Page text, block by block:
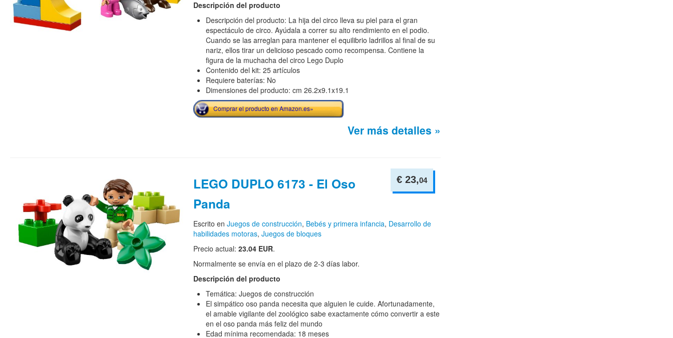
Descripción del producto
Descripción del producto: La hija del circo lleva su piel para el gran
espectáculo de circo. Ayúdala a correr su alto rendimiento en el podio.
Cuando se las arreglan para mantener el equilibrio ladrillos al final de su
nariz, ellos tirar un delicioso pescado como recompensa. Contiene la
figura de la muchacha del circo Lego Duplo
Contenido del kit: 25 artículos
Requiere baterías: No
Dimensiones del producto: cm 26.2x9.1x19.1
Comprar el producto en Amazon.es»
Ver más detalles »
€ 23,04
LEGO DUPLO 6173 - El Oso
Panda
Escrito en Juegos de construcción, Bebés y primera infancia, Desarrollo de
habilidades motoras, Juegos de bloques
Precio actual: 23.04 EUR.
Normalmente se envía en el plazo de 2-3 días labor.
Descripción del producto
Temática: Juegos de construcción
El simpático oso panda necesita que alguien le cuide. Afortunadamente,
el amable vigilante del zoológico sabe exactamente cómo convertir a este
en el oso panda más feliz del mundo
Edad mínima recomendada: 18 meses